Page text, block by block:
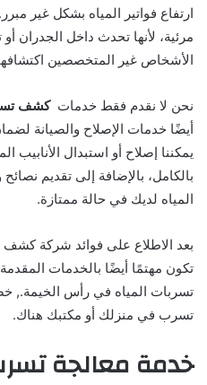
ارتفاع فواتير المياه بشكل غير
مرئية، لأنها تحدث داخل
الأشخاص غير المتخصصين
نحن لا نقدم فقط خدمات كشف
أيضًا خدمات الإصلاح والصيانة
يمكننا إصلاح أو استبدال الأنابيب
بالكامل، بالإضافة إلى تقديم
المياه لديك في حالة ممتازة.
بعد الاطلاع على فوائد شركة كشف
تكون مهتمًا أيضًا بالخدمات
تسربات المياه في رأس الخيمة.,
تسرب في منزلك أو مكتبك هناك.
خدمة معالجة